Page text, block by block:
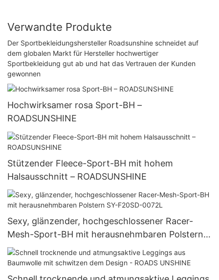
Verwandte Produkte
Der Sportbekleidungshersteller Roadsunshine schneidet auf
dem globalen Markt für Hersteller hochwertiger
Sportbekleidung gut ab und hat das Vertrauen der Kunden
gewonnen
Hochwirksamer rosa Sport-BH –
ROADSUNSHINE
Stützender Fleece-Sport-BH mit hohem
Halsausschnitt – ROADSUNSHINE
Sexy, glänzender, hochgeschlossener Racer-
Mesh-Sport-BH mit herausnehmbaren Polstern
SY-F20SD-0072L